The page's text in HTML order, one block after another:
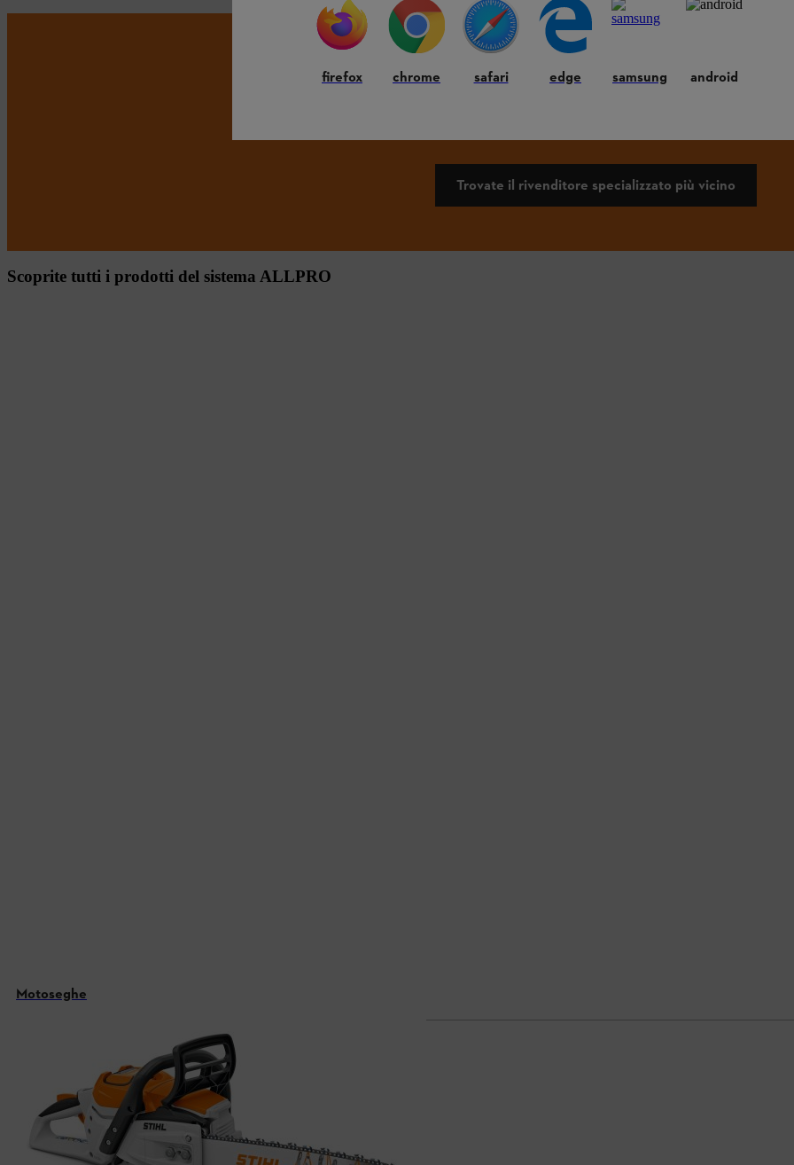
LASCIATEVI CONSIGLIARE SUL
Trovate il rivenditore specializzato più vicino
Scoprite tutti i prodotti del sistema ALLPRO
Motoseghe
firefox chrome safari edge samsung android